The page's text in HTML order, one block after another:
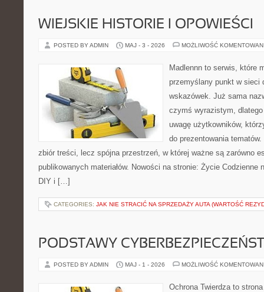
WIEJSKIE HISTORIE I OPOWIEŚCI
POSTED BY ADMIN MAJ - 3 - 2026 MOŻLIWOŚĆ
Madlennn to serwis, które
przemyślany punkt w sieci
wskazówek. Już sama
czymś wyrazistym,
uwagę użytkowników,
do prezentowania
zbiór treści, lecz spójna przestrzeń, w której ważne są zarówno
publikowanych materiałów. Nowości na stronie: Życie Codzienne
DIY i […]
CATEGORIES: JAK NIE STRACIĆ NA SPRZEDAŻY AUTA (WARTOŚĆ
PODSTAWY
POSTED BY ADMIN MAJ - 1 - 2026 MOŻLIWOŚĆ
Ochrona Twierdza to